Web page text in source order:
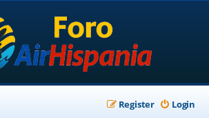
Login
Register